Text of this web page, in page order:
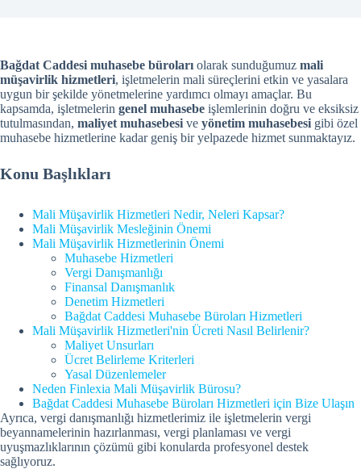
Bağdat Caddesi muhasebe büroları olarak sunduğumuz mali
müşavirlik hizmetleri, işletmelerin mali süreçlerini etkin ve yasalara
uygun bir şekilde yönetmelerine yardımcı olmayı amaçlar. Bu
kapsamda, işletmelerin genel muhasebe işlemlerinin doğru ve eksiksiz
tutulmasından, maliyet muhasebesi ve yönetim muhasebesi gibi özel
muhasebe hizmetlerine kadar geniş bir yelpazede hizmet sunmaktayız.
Konu Başlıkları
Mali Müşavirlik Hizmetleri Nedir, Neleri Kapsar?
Mali Müşavirlik Mesleğinin Önemi
Mali Müşavirlik Hizmetlerinin Önemi
Muhasebe Hizmetleri
Vergi Danışmanlığı
Finansal Danışmanlık
Denetim Hizmetleri
Bağdat Caddesi Muhasebe Büroları Hizmetleri
Mali Müşavirlik Hizmetleri'nin Ücreti Nasıl Belirlenir?
Maliyet Unsurları
Ücret Belirleme Kriterleri
Yasal Düzenlemeler
Neden Finlexia Mali Müşavirlik Bürosu?
Bağdat Caddesi Muhasebe Büroları Hizmetleri için Bize Ulaşın
Ayrıca, vergi danışmanlığı hizmetlerimiz ile işletmelerin vergi
beyannamelerinin hazırlanması, vergi planlaması ve vergi
uyuşmazlıklarının çözümü gibi konularda profesyonel destek
sağlıyoruz.